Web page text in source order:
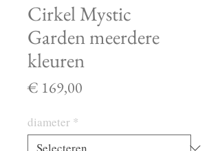
Cirkel Mystic
Garden meerdere
kleuren
€ 169,00
diameter *